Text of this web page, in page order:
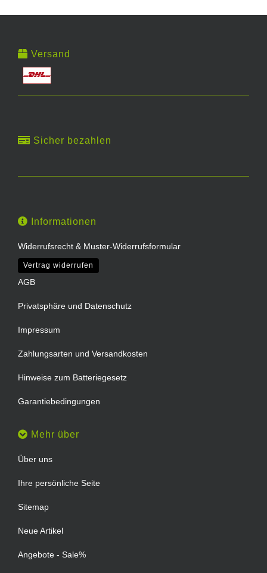
Versand
Sicher bezahlen
Informationen
Widerrufsrecht & Muster-Widerrufsformular
Vertrag widerrufen
AGB
Privatsphäre und Datenschutz
Impressum
Zahlungsarten und Versandkosten
Hinweise zum Batteriegesetz
Garantiebedingungen
Mehr über
Über uns
Ihre persönliche Seite
Sitemap
Neue Artikel
Angebote - Sale%